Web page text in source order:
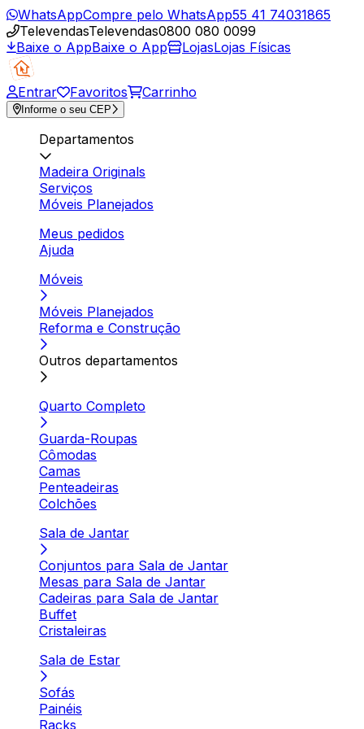
WhatsAppCompre pelo WhatsApp55 41 74031865
TelevendasTelevendas0800 080 0099
Baixe o AppBaixe o App LojasLojas Físicas
Entrar Favoritos Carrinho
Informe o seu CEP
Departamentos
Madeira Originals
Serviços
Móveis Planejados
Meus pedidos
Ajuda
Móveis
Móveis Planejados
Reforma e Construção
Outros departamentos
Quarto Completo
Guarda-Roupas
Cômodas
Camas
Penteadeiras
Colchões
Sala de Jantar
Conjuntos para Sala de Jantar
Mesas para Sala de Jantar
Cadeiras para Sala de Jantar
Buffet
Cristaleiras
Sala de Estar
Sofás
Painéis
Racks